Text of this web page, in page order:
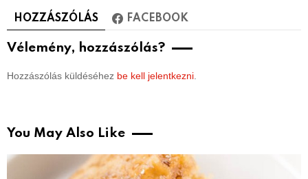
HOZZÁSZÓLÁS FACEBOOK
Vélemény, hozzászólás?
Hozzászólás küldéséhez be kell jelentkezni
You May Also Like